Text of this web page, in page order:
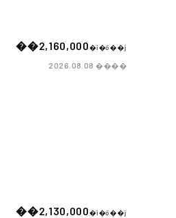
��2,160,000�i�ō��j
2026.08.08����
��2,130,000�i�ō��j